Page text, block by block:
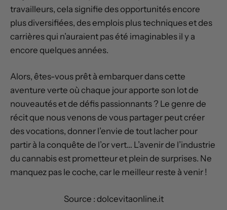
travailleurs, cela signifie des opportunités encore
plus diversifiées, des emplois plus techniques et des
carrières qui n’auraient pas été imaginables il y a
encore quelques années.
Alors, êtes-vous prêt à embarquer dans cette
aventure verte où chaque jour apporte son lot de
nouveautés et de défis passionnants ? Le genre de
récit que nous venons de vous partager peut créer
des vocations, donner l’envie de tout lacher pour
partir à la conquête de l’or vert… L’avenir de l’industrie
du cannabis est prometteur et plein de surprises. Ne
manquez pas le coche, car le meilleur reste à venir !
Source : dolcevitaonline.it